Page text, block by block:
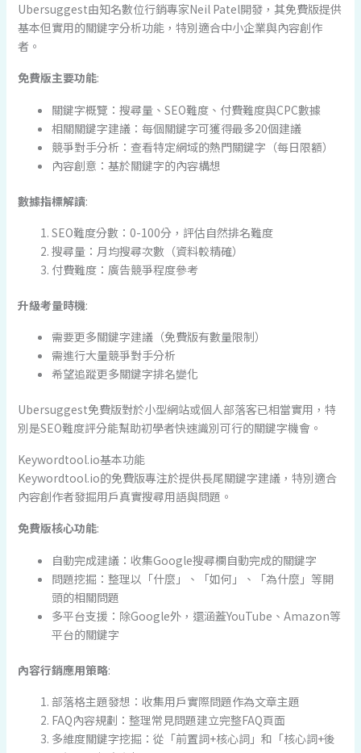
Ubersuggest由知名數位行銷專家Neil Patel開發，其免費版提供
基本但實用的關鍵字分析功能，特別適合中小企業與內容創作
者。
免費版主要功能:
關鍵字概覽：搜尋量、SEO難度、付費難度與CPC數據
相關關鍵字建議：每個關鍵字可獲得最多20個建議
競爭對手分析：查看特定網域的熱門關鍵字（每日限額）
內容創意：基於關鍵字的內容構想
數據指標解讀:
SEO難度分數：0-100分，評估自然排名難度
搜尋量：月均搜尋次數（資料較精確）
付費難度：廣告競爭程度參考
升級考量時機:
需要更多關鍵字建議（免費版有數量限制）
需進行大量競爭對手分析
希望追蹤更多關鍵字排名變化
Ubersuggest免費版對於小型網站或個人部落客已相當實用，特
別是SEO難度評分能幫助初學者快速識別可行的關鍵字機會。
Keywordtool.io基本功能
Keywordtool.io的免費版專注於提供長尾關鍵字建議，特別適合
內容創作者發掘用戶真實搜尋用語與問題。
免費版核心功能:
自動完成建議：收集Google搜尋欄自動完成的關鍵字
問題挖掘：整理以「什麼」、「如何」、「為什麼」等開
頭的相關問題
多平台支援：除Google外，還涵蓋YouTube、Amazon等
平台的關鍵字
內容行銷應用策略:
部落格主題發想：收集用戶實際問題作為文章主題
FAQ內容規劃：整理常見問題建立完整FAQ頁面
多維度關鍵字挖掘：從「前置詞+核心詞」和「核心詞+後